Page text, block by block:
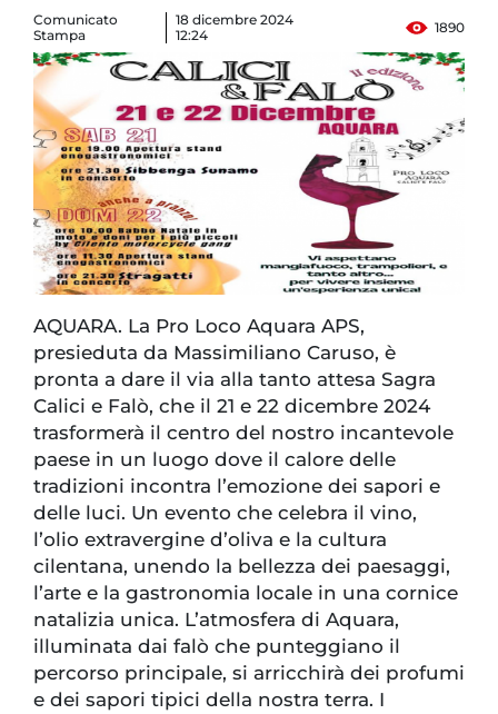
Comunicato
Stampa
18 dicembre 2024
12:24
1890
AQUARA. La Pro Loco Aquara APS,
presieduta da Massimiliano Caruso, è
pronta a dare il via alla tanto attesa Sagra
Calici e Falò, che il 21 e 22 dicembre 2024
trasformerà il centro del nostro incantevole
paese in un luogo dove il calore delle
tradizioni incontra l’emozione dei sapori e
delle luci. Un evento che celebra il vino,
l’olio extravergine d’oliva e la cultura
cilentana, unendo la bellezza dei paesaggi,
l’arte e la gastronomia locale in una cornice
natalizia unica. L’atmosfera di Aquara,
illuminata dai falò che punteggiano il
percorso principale, si arricchirà dei profumi
e dei sapori tipici della nostra terra. I